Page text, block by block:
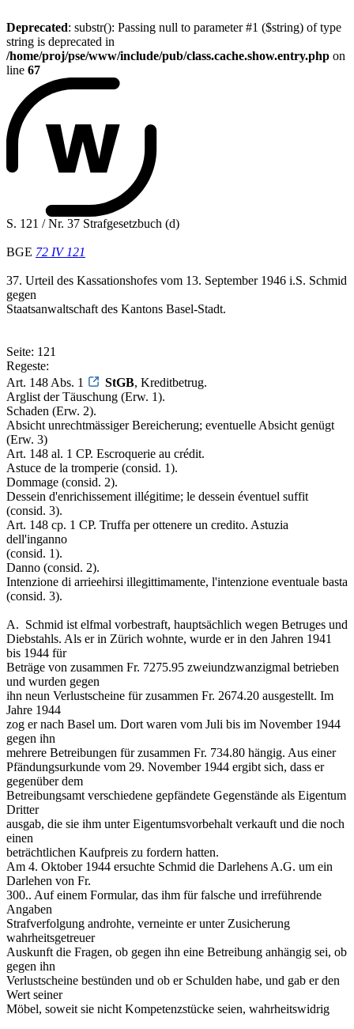
Deprecated: substr(): Passing null to parameter #1 ($string) of type
string is deprecated in
/home/proj/pse/www/include/pub/class.cache.show.entry.php on
line 67
S. 121 / Nr. 37 Strafgesetzbuch (d)
BGE 72 IV 121
37. Urteil des Kassationshofes vom 13. September 1946 i.S. Schmid
gegen
Staatsanwaltschaft des Kantons Basel-Stadt.
Seite: 121
Regeste:
Art. 148 Abs. 1
StGB, Kreditbetrug.
Arglist der Täuschung (Erw. 1).
Schaden (Erw. 2).
Absicht unrechtmässiger Bereicherung; eventuelle Absicht genügt
(Erw. 3)
Art. 148 al. 1 CP. Escroquerie au crédit.
Astuce de la tromperie (consid. 1).
Dommage (consid. 2).
Dessein d'enrichissement illégitime; le dessein éventuel suffit
(consid. 3).
Art. 148 cp. 1 CP. Truffa per ottenere un credito. Astuzia
dell'inganno
(consid. 1).
Danno (consid. 2).
Intenzione di arrieehirsi illegittimamente, l'intenzione eventuale basta
(consid. 3).
A. ­ Schmid ist elfmal vorbestraft, hauptsächlich wegen Betruges und
Diebstahls. Als er in Zürich wohnte, wurde er in den Jahren 1941
bis 1944 für
Beträge von zusammen Fr. 7275.95 zweiundzwanzigmal betrieben
und wurden gegen
ihn neun Verlustscheine für zusammen Fr. 2674.20 ausgestellt. Im
Jahre 1944
zog er nach Basel um. Dort waren vom Juli bis im November 1944
gegen ihn
mehrere Betreibungen für zusammen Fr. 734.80 hängig. Aus einer
Pfändungsurkunde vom 29. November 1944 ergibt sich, dass er
gegenüber dem
Betreibungsamt verschiedene gepfändete Gegenstände als Eigentum
Dritter
ausgab, die sie ihm unter Eigentumsvorbehalt verkauft und die noch
einen
beträchtlichen Kaufpreis zu fordern hatten.
Am 4. Oktober 1944 ersuchte Schmid die Darlehens A.G. um ein
Darlehen von Fr.
300.­. Auf einem Formular, das ihm für falsche und irreführende
Angaben
Strafverfolgung androhte, verneinte er unter Zusicherung
wahrheitsgetreuer
Auskunft die Fragen, ob gegen ihn eine Betreibung anhängig sei, ob
gegen ihn
Verlustscheine bestünden und ob er Schulden habe, und gab er den
Wert seiner
Möbel, soweit sie nicht Kompetenzstücke seien, wahrheitswidrig